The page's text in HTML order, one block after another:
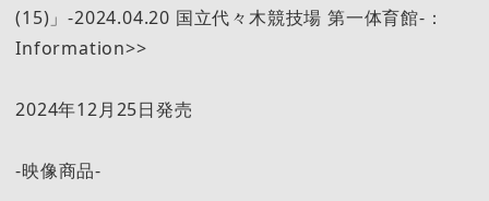
(15)」-2024.04.20 国立代々木競技場 第一体育館-：
Information>>
2024年12月25日発売
-映像商品-